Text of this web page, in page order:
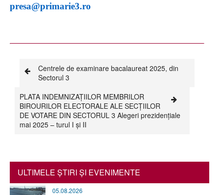
presa@primarie3.ro
Centrele de examinare bacalaureat 2025, din
Sectorul 3
PLATA INDEMNIZAȚIILOR MEMBRILOR
BIROURILOR ELECTORALE ALE SECȚIILOR
DE VOTARE DIN SECTORUL 3 Alegeri prezidențiale
mai 2025 – turul I și II
ULTIMELE ŞTIRI ŞI EVENIMENTE
05.08.2026